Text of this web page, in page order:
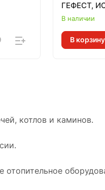
ГЕФЕСТ,
В наличии
В корзину
котлов и каминов.